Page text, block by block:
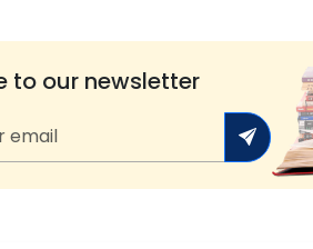
to our newsletter